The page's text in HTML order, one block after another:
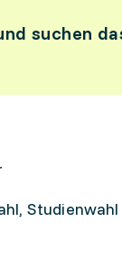
suchen